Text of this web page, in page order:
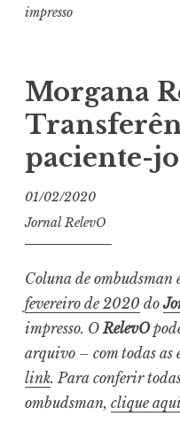
impresso
Morgana
paciente-
01/02/2020
Jornal RelevO
Coluna de
fevereiro de 2020 do
impresso. ORelevO
arquivo – com todas as
link. Para conferir
ombudsman, clique